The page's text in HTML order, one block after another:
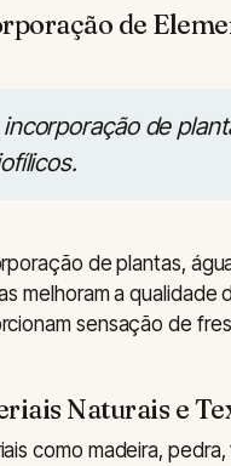
de
de
de plantas,
melhoram a
sensação de
Naturais e
como madeira,